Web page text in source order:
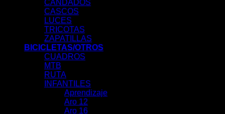
CANDADOS
CASCOS
LUCES
TRICOTAS
ZAPATILLAS
BICICLETAS/OTROS
CUADROS
MTB
RUTA
INFANTILES
Aprendizaje
Aro 12
Aro 16